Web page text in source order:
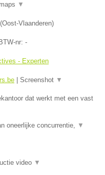
▼
(Oost-Vlaanderen)
nr: -
- Experten
Screenshot ▼
dat werkt met een vast
oneerlijke concurrentie, ▼
video ▼